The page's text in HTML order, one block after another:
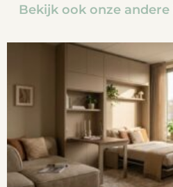
Bekijk ook onze andere